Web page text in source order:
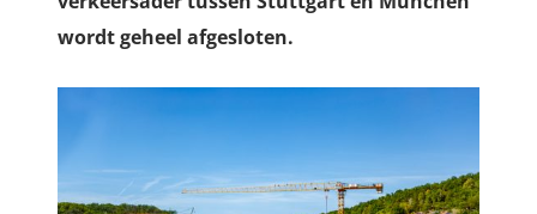
wordt geheel afgesloten.